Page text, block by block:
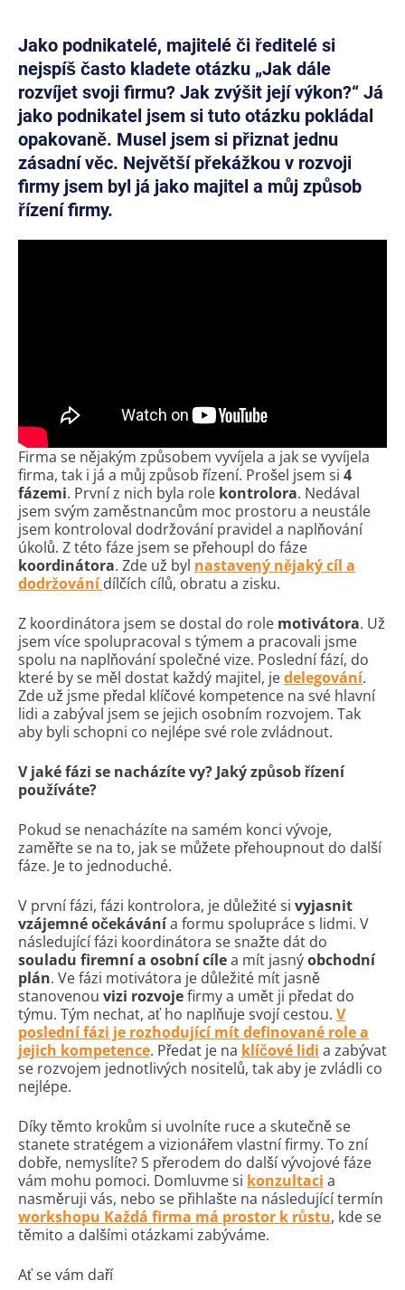
Jako podnikatelé, majitelé či ředitelé si
nejspíš často kladete otázku „Jak dále
rozvíjet svoji firmu? Jak zvýšit její výkon?“ Já
jako podnikatel jsem si tuto otázku pokládal
opakovaně. Musel jsem si přiznat jednu
zásadní věc. Největší překážkou v rozvoji
firmy jsem byl já jako majitel a můj způsob
řízení firmy.
Firma se nějakým způsobem vyvíjela a jak se vyvíjela
firma, tak i já a můj způsob řízení. Prošel jsem si 4
fázemi. První z nich byla role kontrolora. Nedával
jsem svým zaměstnancům moc prostoru a neustále
jsem kontroloval dodržování pravidel a naplňování
úkolů. Z této fáze jsem se přehoupl do fáze
koordinátora. Zde už byl nastavený nějaký cíl a
dodržovánídílčích cílů, obratu a zisku.
Z koordinátora jsem se dostal do role motivátora. Už
jsem více spolupracoval s týmem a pracovali jsme
spolu na naplňování společné vize. Poslední fází, do
které by se měl dostat každý majitel, jedelegování.
Zde už jsme předal klíčové kompetence na své hlavní
lidi a zabýval jsem se jejich osobním rozvojem. Tak
aby byli schopni co nejlépe své role zvládnout.
V jaké fázi se nacházíte vy? Jaký způsob řízení
používáte?
Pokud se nenacházíte na samém konci vývoje,
zaměřte se na to, jak se můžete přehoupnout do další
fáze. Je to jednoduché.
V první fázi, fázi kontrolora, je důležité si vyjasnit
vzájemné očekávánía formu spolupráce s lidmi. V
následující fázi koordinátora se snažte dát do
souladu firemní a osobní cílea mít jasnýobchodní
plán. Ve fázi motivátora je důležité mít jasně
stanovenou vizi rozvojefirmy a umět ji předat do
týmu. Tým nechat, ať ho naplňuje svojí cestou. V
poslední fázi je rozhodující mít definované role a
jejich kompetence. Předat je na klíčové lidi a zabývat
se rozvojem jednotlivých nositelů, tak aby je zvládli co
nejlépe.
Díky těmto krokům si uvolníte ruce a skutečně se
stanete stratégem a vizionářem vlastní firmy. To zní
dobře, nemyslíte? S přerodem do další vývojové fáze
vám mohu pomoci. Domluvme si konzultaci a
nasměruji vás, nebo se přihlašte na následující termín
workshopu Každá firma má prostor k růstu, kde se
těmito a dalšími otázkami zabýváme.
Ať se vám daří